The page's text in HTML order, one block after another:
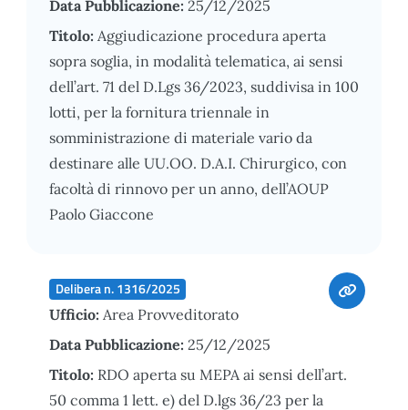
Data Pubblicazione: 25/12/2025
Titolo: Aggiudicazione procedura aperta
sopra soglia, in modalità telematica, ai sensi
dell’art. 71 del D.Lgs 36/2023, suddivisa in 100
lotti, per la fornitura triennale in
somministrazione di materiale vario da
destinare alle UU.OO. D.A.I. Chirurgico, con
facoltà di rinnovo per un anno, dell’AOUP
Paolo Giaccone
Delibera n. 1316/2025
Ufficio: Area Provveditorato
Data Pubblicazione: 25/12/2025
Titolo: RDO aperta su MEPA ai sensi dell’art.
50 comma 1 lett. e) del D.lgs 36/23 per la